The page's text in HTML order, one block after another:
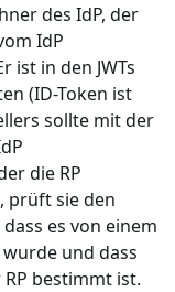
des IdP, der
IdP
ist in den JWTs
(ID-Token ist
sollte mit der
die RP
prüft sie den
es von einem
und dass
bestimmt ist.